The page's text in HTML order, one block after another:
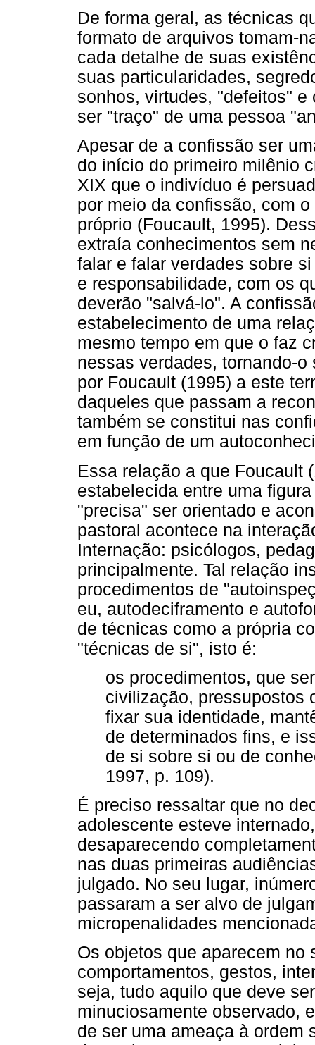
De forma geral, as técnicas
formato de arquivos tomam-
cada detalhe de suas
suas particularidades,
sonhos, virtudes, "defeitos"
ser "traço" de uma pessoa
Apesar de a confissão ser
do início do primeiro milênio
XIX que o indivíduo é
por meio da confissão, com
próprio (Foucault, 1995).
extraía conhecimentos sem
falar e falar verdades sobre
e responsabilidade, com os
deverão "salvá-lo". A
estabelecimento de uma
mesmo tempo em que o faz
nessas verdades, tornando-
por Foucault (1995) a este
daqueles que passam a
também se constitui nas
em função de um
Essa relação a que Foucault
estabelecida entre uma
"precisa" ser orientado e
pastoral acontece na
Internação: psicólogos,
principalmente. Tal relação
procedimentos de
eu, autodeciframento e
de técnicas como a própria
"técnicas de si", isto é:
os procedimentos, que
civilização, pressupostos
fixar sua identidade,
de determinados fins, e
de si sobre si ou de
1997, p. 109).
É preciso ressaltar que no
adolescente esteve
desaparecendo
nas duas primeiras
julgado. No seu lugar,
passaram a ser alvo de
micropenalidades
Os objetos que aparecem no
comportamentos, gestos,
seja, tudo aquilo que deve
minuciosamente observado,
de ser uma ameaça à ordem